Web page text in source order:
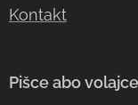
Kontakt
Pišce abo volajce